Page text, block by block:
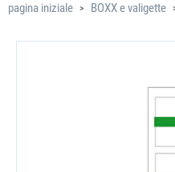
pagina iniziale BOXX e valigette